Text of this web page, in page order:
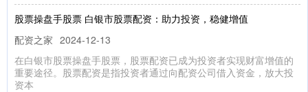
股票操盘手股票 白银市股票配资：助力投资，稳健增值
配资之家 2024-12-13
在白银市股票操盘手股票，股票配资已成为投资者实现财富增值的
重要途径。股票配资是指投资者通过向配资公司借入资金，放大投
资本